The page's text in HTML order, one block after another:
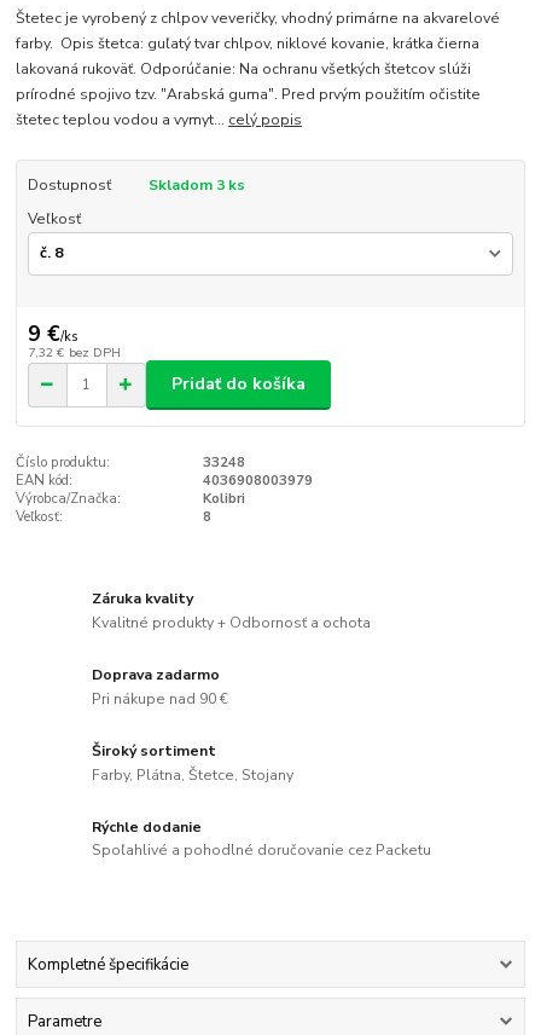
Štetec je vyrobený z chlpov veveričky, vhodný primárne na akvarelové
farby. Opis štetca: guľatý tvar chlpov, niklové kovanie, krátka čierna
lakovaná rukoväť. Odporúčanie: Na ochranu všetkých štetcov slúži
prírodné spojivo tzv. "Arabská guma". Pred prvým použitím očistite
štetec teplou vodou a vymyt... celý popis
Dostupnosť
Skladom 3 ks
Veľkosť
9 €/ks
7,32 € bez DPH
Pridať do košíka
Číslo produktu:
33248
EAN kód:
4036908003979
Výrobca/Značka:
Kolibri
Veľkosť:
8
Záruka kvality
Kvalitné produkty + Odbornosť a ochota
Doprava zadarmo
Pri nákupe nad 90 €
Široký sortiment
Farby, Plátna, Štetce, Stojany
Rýchle dodanie
Spoľahlivé a pohodlné doručovanie cez Packetu
Kompletné špecifikácie
Parametre